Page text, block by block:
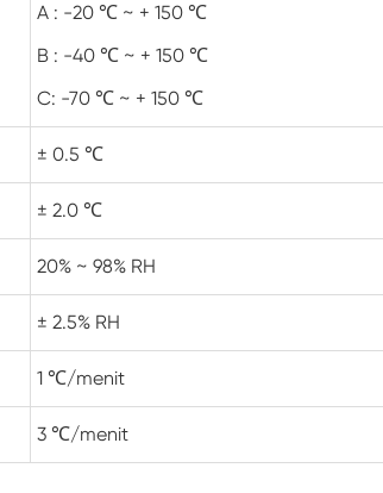
Ruang Iklim PV
Ruang stres
Ruang
A : -20 ℃ ~ + 150 ℃
B : -40 ℃ ~ + 150 ℃
C: -70 ℃ ~ + 150 ℃
± 0.5 ℃
± 2.0 ℃
20% ~ 98% RH
± 2.5% RH
1 ℃/menit
3 ℃/menit